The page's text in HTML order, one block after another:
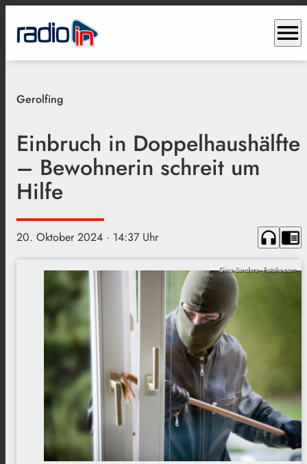
menu
Gerolfing
Einbruch in Doppelhaushälfte
– Bewohnerin schreit um
Hilfe
20. Oktober 2024 · 14:37 Uhr headphones chrome_reader_mode
Gina Sanders - Fotolia.com